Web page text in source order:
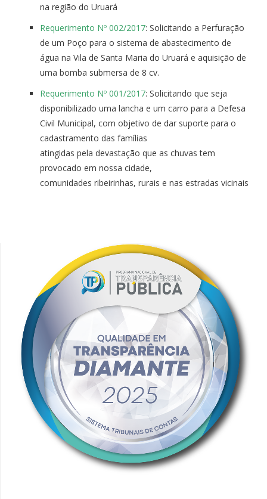
na região do Uruará
Requerimento Nº 002/2017: Solicitando a Perfuração
de um Poço para o sistema de abastecimento de
água na Vila de Santa Maria do Uruará e aquisição de
uma bomba submersa de 8 cv.
Requerimento Nº 001/2017: Solicitando que seja
disponibilizado uma lancha e um carro para a Defesa
Civil Municipal, com objetivo de dar suporte para o
cadastramento das famílias
atingidas pela devastação que as chuvas tem
provocado em nossa cidade,
comunidades ribeirinhas, rurais e nas estradas vicinais